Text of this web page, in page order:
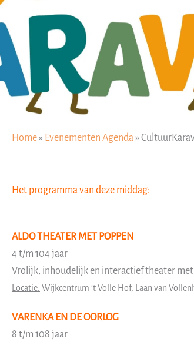
Home» Evenementen Agenda »
Het programma van deze middag:
ALDO THEATER MET POPPEN
4 t/m 104 jaar
Vrolijk, inhoudelijk en interactief theater
Locatie: Wijkcentrum ‘t Volle Hof, Laan van
VARENKA EN DE OORLOG
8 t/m 108 jaar